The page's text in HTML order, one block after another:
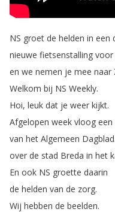
NS groet de helden in een
nieuwe fietsenstalling voor
en we nemen je mee naar
Welkom bij NS Weekly.
Hoi, leuk dat je weer kijkt.
Afgelopen week vloog een
van het Algemeen Dagblad
over de stad Breda in het
En ook NS groette daarin
de helden van de zorg.
Wij hebben de beelden.